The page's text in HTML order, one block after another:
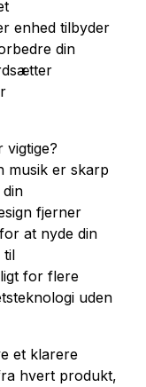
enhed tilbyder
din
vigtige?
musik er skarp
fjerner
at nyde din
til
for flere
uden
et klarere
hvert produkt,